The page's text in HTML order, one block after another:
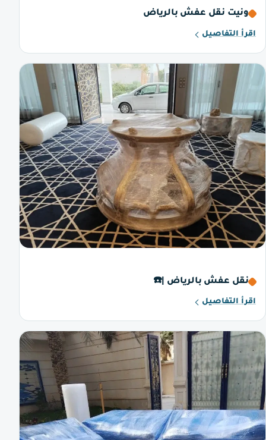
ونيت نقل عفش بالرياض
اقرأ التفاصيل
نقل عفش بالرياض |☎️
اقرأ التفاصيل